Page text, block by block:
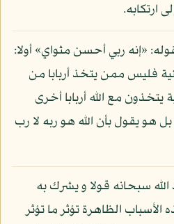
ارتكابه.
«إنه ربي أحسن مثواي» أولا:
فليس ممن يتخذ أربابا من
يتخذون مع الله أربابا أخرى
هو يقول بأن الله هو ربه لا رب
سبحانه قولا و يشرك به
الأسباب الظاهرة تؤثر ما تؤثر